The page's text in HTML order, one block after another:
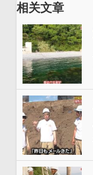
相关文章